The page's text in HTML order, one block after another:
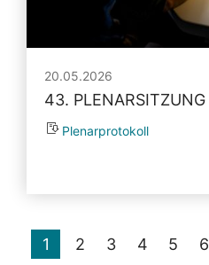
20.05.2026
43. PLENARSITZUNG
Plenarprotokoll
1 2 3 4 5 6